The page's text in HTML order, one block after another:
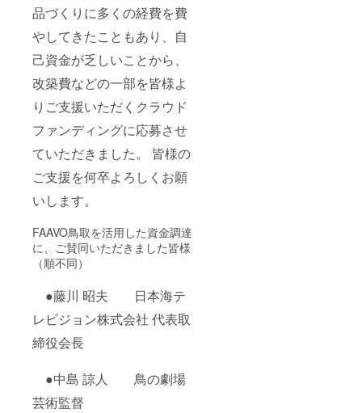
品づくりに多くの経費を費
やしてきたこともあり、自
己資金が乏しいことから、
改築費などの一部を皆様よ
りご支援いただくクラウド
ファンディングに応募させ
ていただきました。 皆様の
ご支援を何卒よろしくお願
いします。
FAAVO鳥取を活用した資金調達
に、ご賛同いただきました皆様
（順不同）
●藤川 昭夫 日本海テ
レビジョン株式会社 代表取
締役会長
●中島 諒人 鳥の劇場
芸術監督